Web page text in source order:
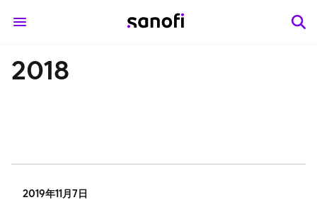
2018
2019年11月7日